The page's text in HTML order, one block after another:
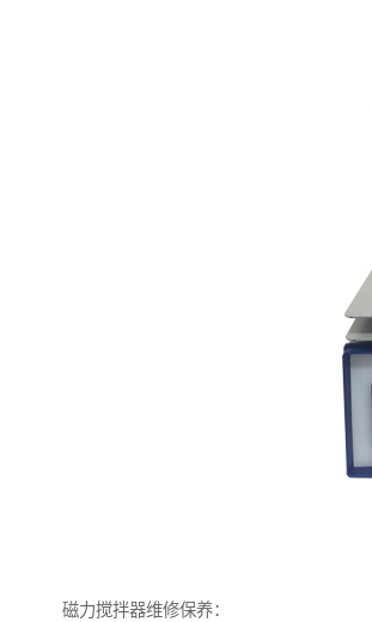
磁力搅拌器维修保养：